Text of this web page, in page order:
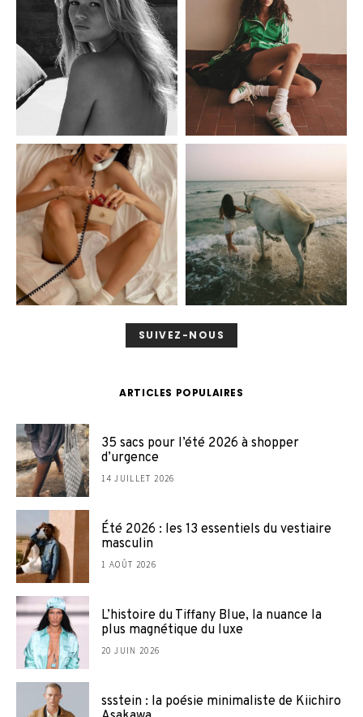
SUIVEZ-NOUS
ARTICLES POPULAIRES
35 sacs pour l’été 2026 à shopper
d’urgence
14 JUILLET 2026
Été 2026 : les 13 essentiels du vestiaire
masculin
1 AOÛT 2026
L’histoire du Tiffany Blue, la nuance la
plus magnétique du luxe
20 JUIN 2026
ssstein : la poésie minimaliste de Kiichiro